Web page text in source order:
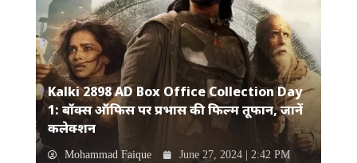
Kalki 2898 AD Box Office Collection Day
1: बॉक्स ऑफिस पर प्रभास की फिल्म तूफान, जानें
कलेक्शन
Mohammad Faique June 27, 2024 | 2:42 PM